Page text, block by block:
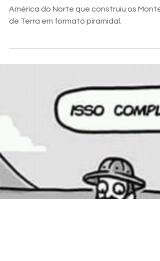
A cultura e desenvolvimento humano da
América do Norte que construiu os